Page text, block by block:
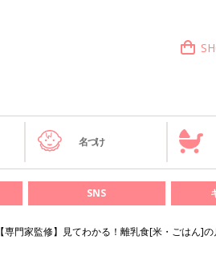
名づけ
SNS
【専門家監修】見てわかる！離乳食[米・ごはん]